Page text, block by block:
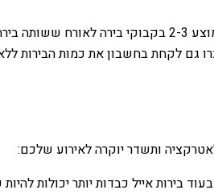
גם לקחת בחשבון את כמות הבירות
ותשדר יוקרה לאירוע שלכם: